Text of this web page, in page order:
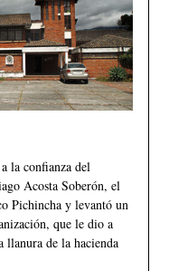
la confianza del
Acosta Soberón, el
Pichincha y levantó un
que le dio a
de la hacienda